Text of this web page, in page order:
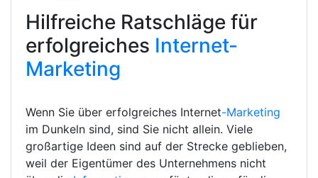
Hilfreiche Ratschläge für
erfolgreiches Internet-
Marketing
Wenn Sie über erfolgreiches Internet-Marketing
im Dunkeln sind, sind Sie nicht allein. Viele
großartige Ideen sind auf der Strecke geblieben,
weil der Eigentümer des Unternehmens nicht